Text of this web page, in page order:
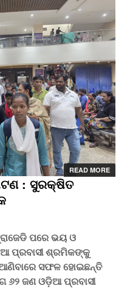
READ MORE
: ସୁରକ୍ଷିତ
ପରେ ଭୟ ଓ
ପ୍ରବାସୀ ଶ୍ରମିକଙ୍କୁ
ସଫଳ ହୋଇଛନ୍ତି
୬୨ ଜଣ ଓଡ଼ିଆ ପ୍ରବାସୀ